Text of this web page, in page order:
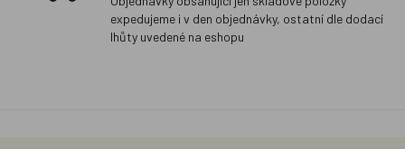
expedujeme i v den objednávky, ostatní dle dodací
lhůty uvedené na eshopu